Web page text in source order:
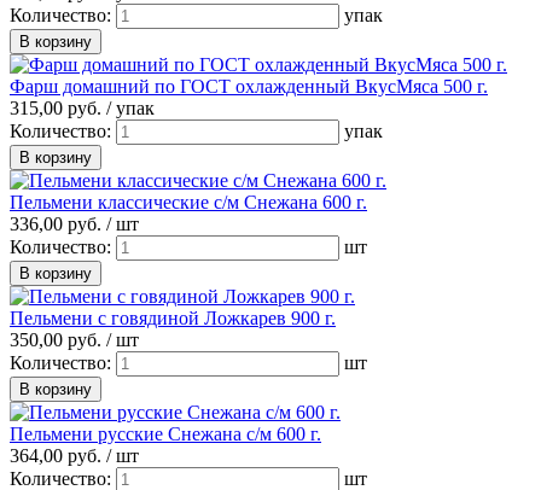
Количество:
упак
Фарш домашний по ГОСТ охлажденный ВкусМяса 500 г.
315,00 руб. /упак
Количество:
упак
Пельмени классические с/м Снежана 600 г.
336,00 руб. /шт
Количество:
шт
Пельмени с говядиной Ложкарев 900 г.
350,00 руб. /шт
Количество:
шт
Пельмени русские Снежана с/м 600 г.
364,00 руб. /шт
Количество:
шт